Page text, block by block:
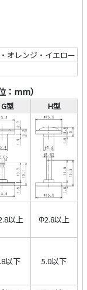
オレンジ・イエロー
：mm）
G型 H型
以上 Φ2.8以上
以下 5.0以下